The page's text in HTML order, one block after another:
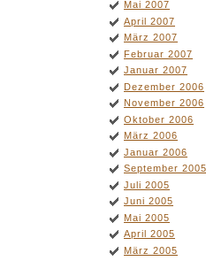
Mai 2007
April 2007
März 2007
Februar 2007
Januar 2007
Dezember 2006
November 2006
Oktober 2006
März 2006
Januar 2006
September 2005
Juli 2005
Juni 2005
Mai 2005
April 2005
März 2005